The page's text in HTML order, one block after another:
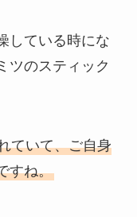
している時にな
ツのスティック
ていて、ご自身
すね。